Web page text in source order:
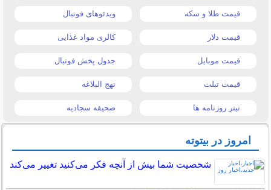
قیمت طلا و سکه ویدئوهای فوتبال
قیمت دلار کالری مواد غذایی
قیمت موبایل جدول پخش فوتبال
قیمت تبلت نهج البلاغه
تیتر روزنامه ها صحیفه سجادیه
امروز در بیتوته
شخصیت شما بیش از آنچه فکر می‌کنید تغییر می‌کند